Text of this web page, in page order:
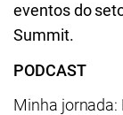
eventos do
Summit.
PODCAST
Minha jornada: